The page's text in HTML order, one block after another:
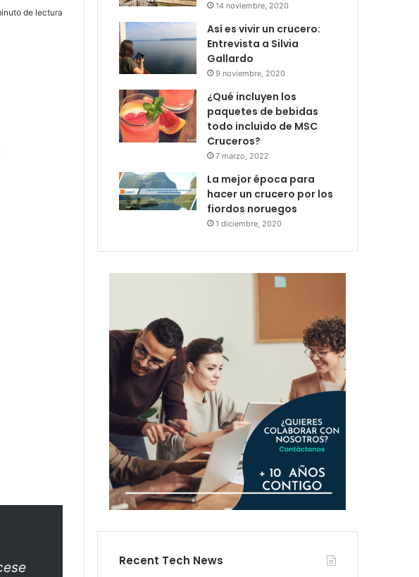
de lectura
14 noviembre, 2020
Así es vivir un crucero:
Entrevista a Silvia
Gallardo
9 noviembre, 2020
¿Qué incluyen los
paquetes de bebidas
todo incluido de MSC
Cruceros?
7 marzo, 2022
La mejor época para
hacer un crucero por los
fiordos noruegos
1 diciembre, 2020
Recent Tech News